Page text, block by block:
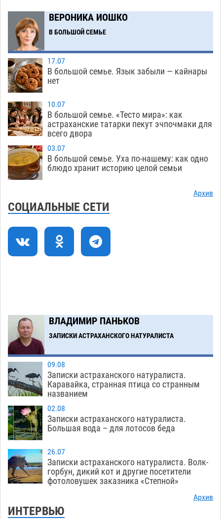
давить на Астрахань
08.08 652
19:04
В Астраханских больницах открываются
художественные выставки
18:09
Астраханца будут судить за попытку сбыта
крупной партии прегабалина
08.08 609
Игорь Мартынов вручил награды тренерам и
учителям физкультуры Камызякского района
08.08 435
Ветеран из Астрахани отметил столетний
юбилей
14:19
Погибший на Донбассе волонтер из Астрахани
13:10
Подросток, перебегавший дорогу вне
ВЕРОНИКА ИОШКО
В БОЛЬШОЙ СЕМЬЕ
17.07
В большой семье. Язык забыли — кайнары
нет
10.07
В большой семье. «Тесто мира»: как
астраханские татарки пекут эчпочмаки для
всего двора
03.07
В большой семье. Уха по-нашему: как одно
блюдо хранит историю целой семьи
Архив
СОЦИАЛЬНЫЕ СЕТИ
ВЛАДИМИР ПАНЬКОВ
ЗАПИСКИ АСТРАХАНСКОГО НАТУРАЛИСТА
09.08
Записки астраханского натуралиста.
Каравайка, странная птица со странным
названием
02.08
Записки астраханского натуралиста.
Большая вода – для лотосов беда
26.07
Записки астраханского натуралиста. Волк-
горбун, дикий кот и другие посетители
фотоловушек заказника «Степной»
Архив
ИНТЕРВЬЮ